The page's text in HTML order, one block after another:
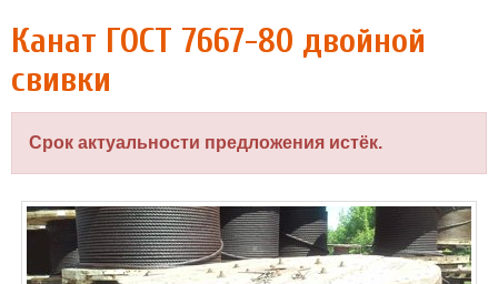
Канат ГОСТ 7667-80 двойной
свивки
Срок актуальности предложения истёк.